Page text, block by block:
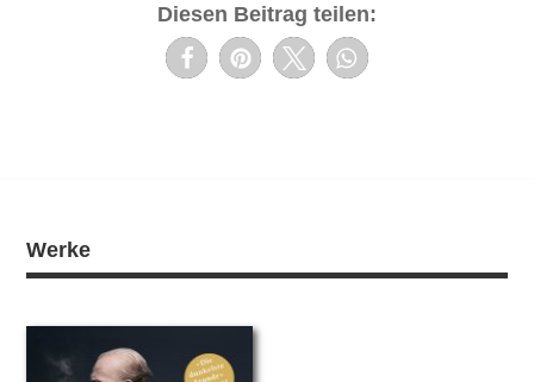
Diesen Beitrag teilen:
Werke